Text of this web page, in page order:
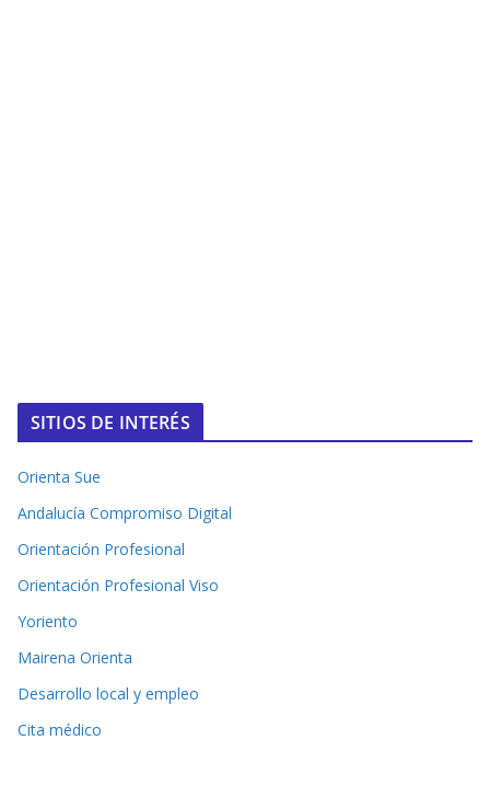
SITIOS DE INTERÉS
Orienta Sue
Andalucía Compromiso Digital
Orientación Profesional
Orientación Profesional Viso
Yoriento
Mairena Orienta
Desarrollo local y empleo
Cita médico